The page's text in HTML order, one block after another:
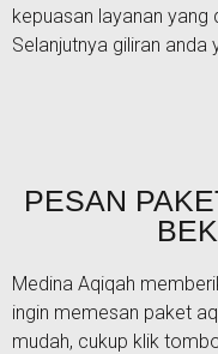
kepuasan layanan yang
Selanjutnya giliran
PESAN
Medina Aqiqah
ingin memesan paket
mudah, cukup klik